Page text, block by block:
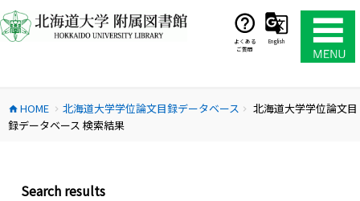
ン
テ
ス
キ
よくある
ご質問
English
home HOME chevron_right 北海道大学学位論文目録データベース chevron_right
北海道大学学位論文目
録データベース 検索結果
Search results